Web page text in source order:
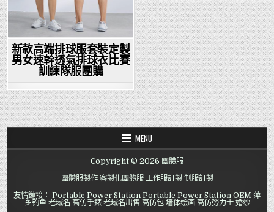
新款高端排球服套裝定製
男女速幹透氣排球衣比賽
訓練隊服團購
MENU
Copyright © 2026 團體服
團體服製作 客製化團體服 工作服訂製 制服訂製
友情鏈接： Portable Power Station Portable Power Station OEM 萍
乡钓鱼 老域名 高仿手錶 老域名出售 高仿包 墙体绘画 高仿勞力士 婚纱